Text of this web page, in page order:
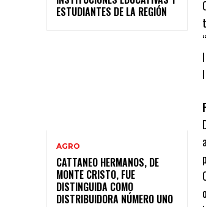
ESTUDIANTES DE LA REGIÓN
AGRO
CATTANEO HERMANOS, DE
MONTE CRISTO, FUE
DISTINGUIDA COMO
DISTRIBUIDORA NÚMERO UNO